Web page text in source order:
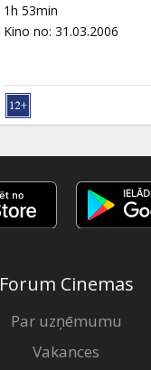
1h 53min
Kino no: 31.03.2006
Forum Cinemas
Par uzņēmumu
Vakances